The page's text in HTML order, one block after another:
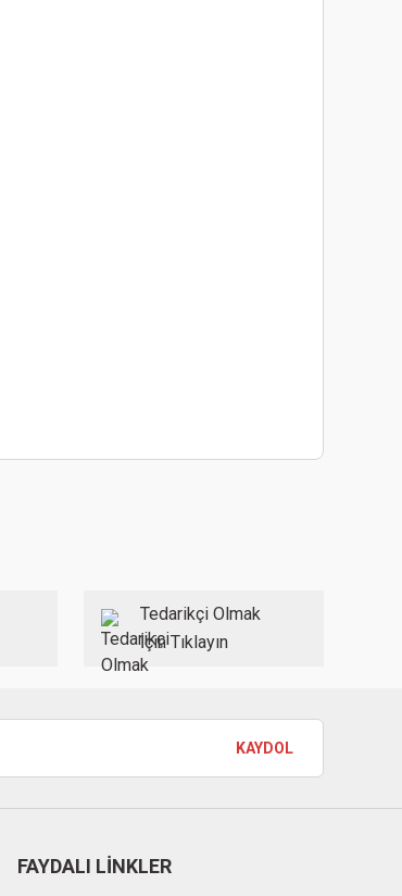
Tedarikçi Olmak
İçin Tıklayın
KAYDOL
FAYDALI LİNKLER